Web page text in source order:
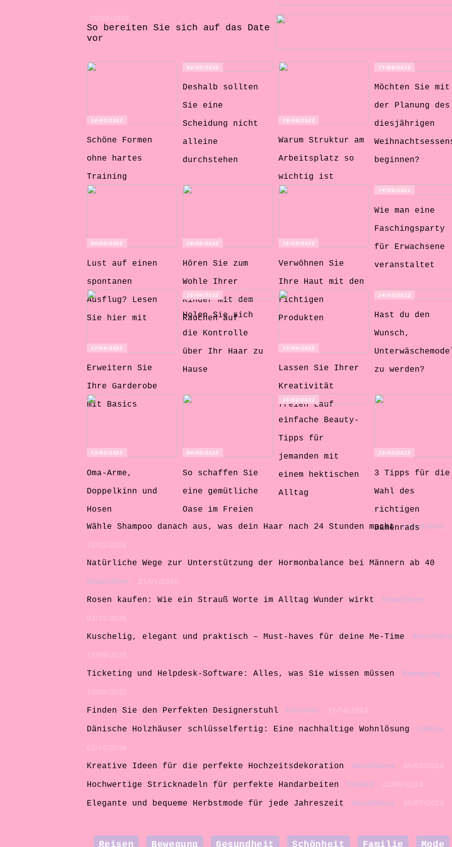
26/07/2022
So bereiten Sie sich auf das Date
vor
26/07/2022
Schöne Formen
ohne hartes
Training
02/07/2022
Deshalb sollten
Sie eine
Scheidung nicht
alleine
durchstehen
19/06/2022
Warum Struktur am
Arbeitsplatz so
wichtig ist
11/06/2022
Möchten Sie mit
der Planung des
diesjährigen
beginnen?
06/06/2022
Lust auf einen
spontanen
Ausflug? Lesen
Sie hier mit
28/05/2022
Hören Sie zum
Wohle Ihrer
Kinder mit dem
Rauchen auf
15/05/2022
Verwöhnen Sie
Ihre Haut mit den
richtigen
Produkten
14/05/2022
Wie man eine
Faschingsparty
für Erwachsene
veranstaltet
27/04/2022
Erweitern Sie
Ihre Garderobe
mit Basics
25/04/2022
Holen Sie sich
die Kontrolle
über Ihr Haar zu
Hause
17/04/2022
Lassen Sie Ihrer
Kreativität
freien Lauf
24/03/2022
Hast du den
Wunsch,
zu werden?
13/03/2022
Oma-Arme,
Doppelkinn und
Hosen
04/03/2022
So schaffen Sie
eine gemütliche
Oase im Freien
25/02/2022
einfache Beauty-
Tipps für
jemanden mit
einem hektischen
Alltag
22/02/2022
3 Tipps für die
Wahl des
richtigen
Damenrads
Wähle Shampoo danach aus, was dein Haar nach 24 Stunden macht
Reiseführer
27/02/2026
Natürliche Wege zur Unterstützung der Hormonbalance bei Männern ab 40
Reiseführer 21/01/2026
Rosen kaufen: Wie ein Strauß Worte im Alltag Wunder wirkt
Reiseführer
03/12/2025
Kuschelig, elegant und praktisch – Must-haves für deine Me-Time
15/09/2025
Ticketing und Helpdesk-Software: Alles, was Sie wissen müssen
Bewegung
13/08/2025
Finden Sie den Perfekten Designerstuhl Interieur 31/10/2024
Dänische Holzhäuser schlüsselfertig: Eine nachhaltige Wohnlösung
Familie
02/10/2024
Kreative Ideen für die perfekte Hochzeitsdekoration Reiseführer 09/09/2024
Hochwertige Stricknadeln für perfekte Handarbeiten Freizeit 02/09/2024
Elegante und bequeme Herbstmode für jede Jahreszeit Reiseführer 09/07/2024
Reisen Bewegung Gesundheit Schönheit Familie Mode